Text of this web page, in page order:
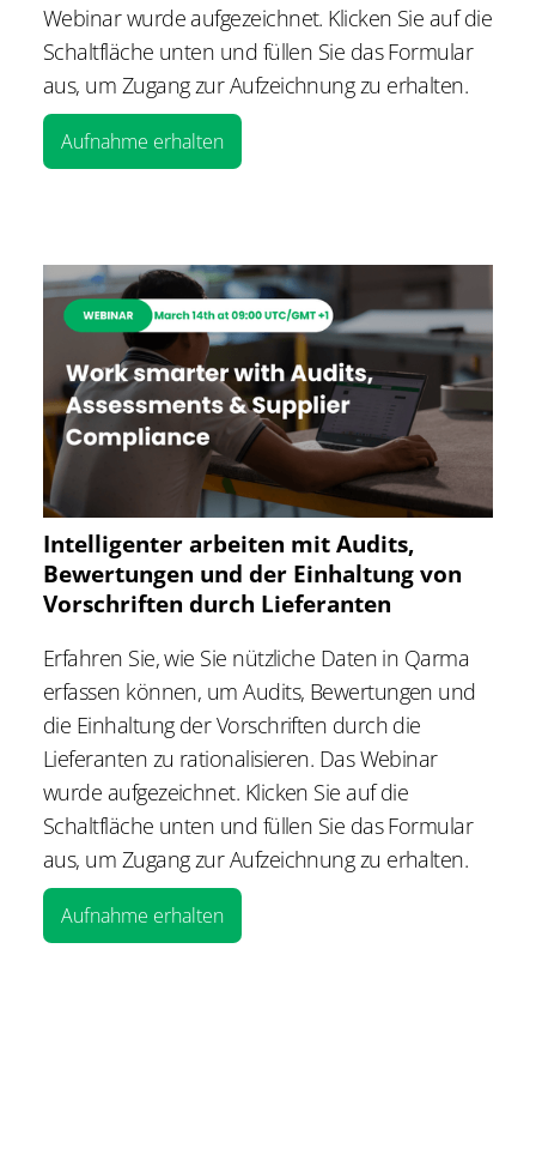
Webinar wurde aufgezeichnet. Klicken Sie auf die
Schaltfläche unten und füllen Sie das Formular
aus, um Zugang zur Aufzeichnung zu erhalten.
Aufnahme erhalten
Intelligenter arbeiten mit Audits,
Bewertungen und der Einhaltung von
Vorschriften durch Lieferanten
Erfahren Sie, wie Sie nützliche Daten in Qarma
erfassen können, um Audits, Bewertungen und
die Einhaltung der Vorschriften durch die
Lieferanten zu rationalisieren. Das Webinar
wurde aufgezeichnet. Klicken Sie auf die
Schaltfläche unten und füllen Sie das Formular
aus, um Zugang zur Aufzeichnung zu erhalten.
Aufnahme erhalten